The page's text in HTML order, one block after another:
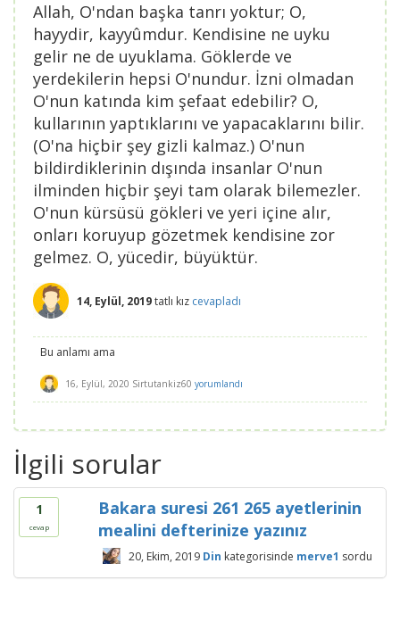
Allah, O'ndan başka tanrı yoktur; O,
hayydir, kayyûmdur. Kendisine ne uyku
gelir ne de uyuklama. Göklerde ve
yerdekilerin hepsi O'nundur. İzni olmadan
O'nun katında kim şefaat edebilir? O,
kullarının yaptıklarını ve yapacaklarını bilir.
(O'na hiçbir şey gizli kalmaz.) O'nun
bildirdiklerinin dışında insanlar O'nun
ilminden hiçbir şeyi tam olarak bilemezler.
O'nun kürsüsü gökleri ve yeri içine alır,
onları koruyup gözetmek kendisine zor
gelmez. O, yücedir, büyüktür.
14, Eylül, 2019tatlı kız cevapladı
Bu anlamı ama
16, Eylül, 2020 Sirtutankiz60 yorumlandı
İlgili sorular
1
cevap
Bakara suresi 261 265 ayetlerinin
mealini defterinize yazınız
20, Ekim, 2019 Din kategorisinde merve1 sordu